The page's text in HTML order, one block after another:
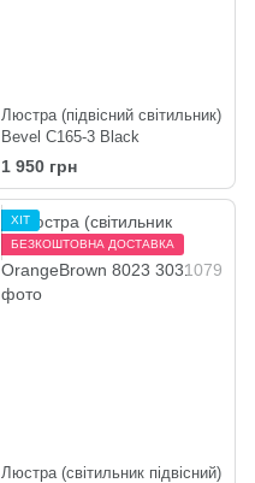
Люстра (підвісний світильник)
Bevel C165-3 Black
1 950 грн
ХІТ
БЕЗКОШТОВНА ДОСТАВКА
Люстра (світильник підвісний)